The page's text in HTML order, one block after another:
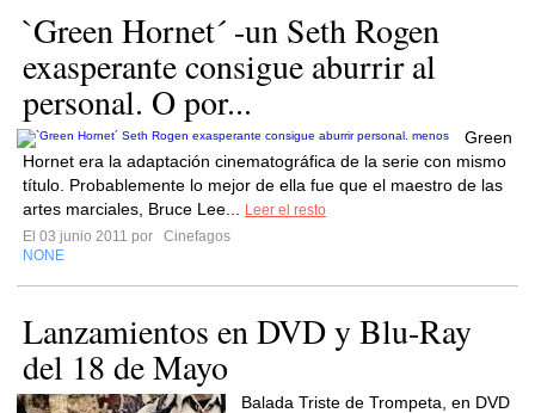
`Green Hornet´ -un Seth Rogen
exasperante consigue aburrir al
personal. O por...
Green
Hornet era la adaptación cinematográfica de la serie con mismo
título. Probablemente lo mejor de ella fue que el maestro de las
artes marciales, Bruce Lee...
Leer el resto
El 03 junio 2011 por
Cinefagos
NONE
Lanzamientos en DVD y Blu-Ray
del 18 de Mayo
Balada Triste de Trompeta, en DVD